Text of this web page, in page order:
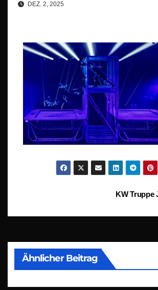
DEZ. 2, 2025
KW Truppe
Ähnlicher Beitrag